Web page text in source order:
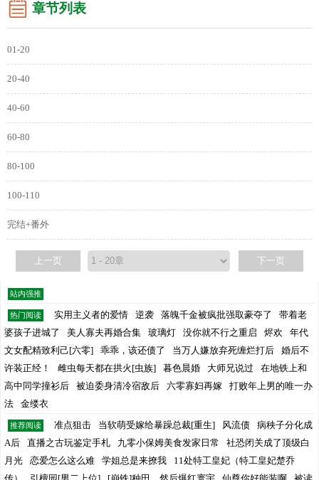
章节列表
01-20
20-40
40-60
60-80
80-100
100-110
完结+番外
上一页 下一页
站内强推
热门阅读 实用主义者的爱情 逆袭 落魄千金被疯批强取豪夺了
带着老
婆孩子进城了
美人寡夫再婚合集 玻璃灯 没你就不行之重启 烬欢
年代
文女配精致利己[六零]
乖乖，该还债了 当万人嫌放弃死缠烂打后
婚后不
许装正经！
雌虫每天都在拱火[虫族] 暮色晨婚 大师兄说过
在地铁上和
高中同学撞衫后
被迫委身清冷宿敌后 六零寡妇再嫁
打败年上男的唯一办
法
金缕衣
推荐阅读 准点狙击 当软萌受嫁给暴躁总裁[重生] 风流债
病秧子分化成
A后
直播之古玩鉴定手札 九零小保姆美食发家日常
社恐闭关成了顶级白
月光
恋爱怎么这么难 学姐总是来撩我
11处特工皇妃（特工皇妃楚乔